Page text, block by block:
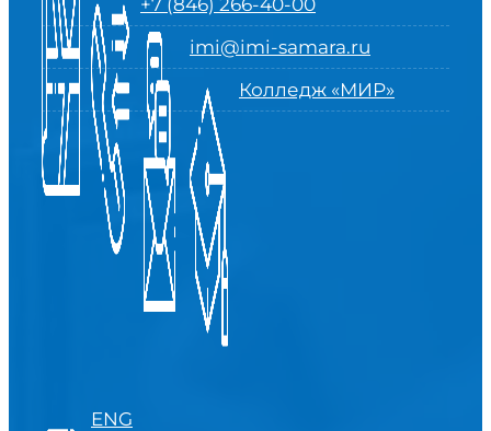
+7 (846) 266-40-00
imi@imi-samara.ru
Колледж «МИР»
ENG